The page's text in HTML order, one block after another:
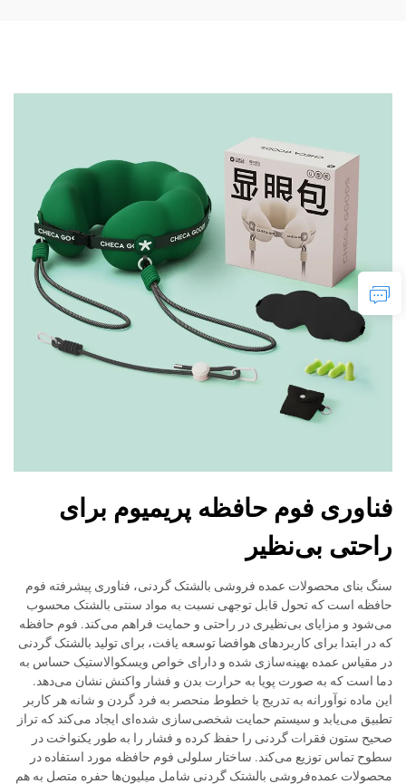
فناوری فوم حافظه پریمیوم برای
راحتی بی‌نظیر
سنگ بنای محصولات عمده فروشی بالشتک گردنی، فناوری پیشرفته فوم
حافظه است که تحول قابل توجهی نسبت به مواد سنتی بالشتک محسوب
می‌شود و مزایای بی‌نظیری در راحتی و حمایت فراهم می‌کند. فوم حافظه
که در ابتدا برای کاربردهای هوافضا توسعه یافت، برای تولید بالشتک گردنی
در مقیاس عمده بهینه‌سازی شده و دارای خواص ویسکوالاستیک حساس به
دما است که به صورت پویا به حرارت بدن و فشار واکنش نشان می‌دهد.
این ماده نوآورانه به تدریج با خطوط منحصر به فرد گردن و شانه هر کاربر
تطبیق می‌یابد و سیستم حمایت شخصی‌سازی شده‌ای ایجاد می‌کند که تراز
صحیح ستون فقرات گردنی را حفظ کرده و فشار را به طور یکنواخت در
سطوح تماس توزیع می‌کند. ساختار سلولی فوم حافظه مورد استفاده در
محصولات عمده‌فروشی بالشتک گردنی شامل میلیون‌ها حفره متصل به هم